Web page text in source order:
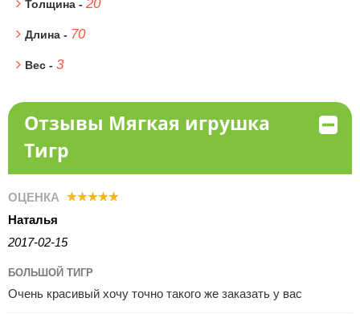
Толщина - 20
Длина - 70
Вес - 3
Отзывы Мягкая игрушка
Тигр
ОЦЕНКА
Наталья
2017-02-15
БОЛЬШОЙ ТИГР
Очень красивый хочу точно такого же заказать у вас